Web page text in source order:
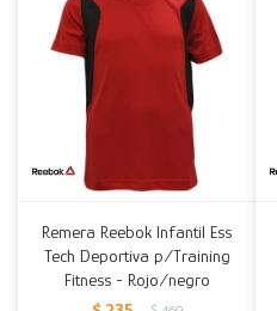
Remera Reebok Infantil Ess
Tech Deportiva p/Training
Fitness - Rojo/negro